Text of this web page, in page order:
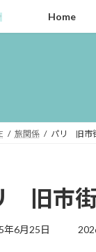
Home
旅関係 パリ 旧市
旧市
年6月25日
最